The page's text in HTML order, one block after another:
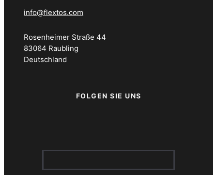
info@flextos.com
Rosenheimer Straße 44
83064 Raubling
Deutschland
FOLGEN SIE UNS